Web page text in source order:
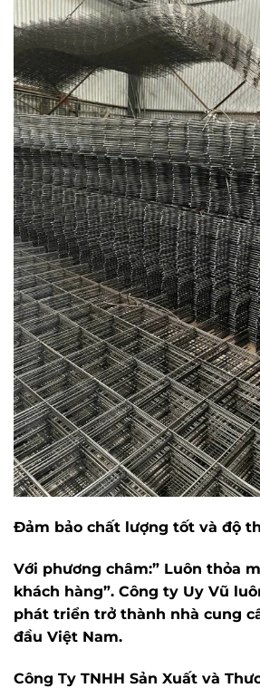
Đảm bảo chất lượng tốt và độ
Với phương châm:” Luôn thỏa
khách hàng”. Công ty Uy Vũ
phát triển trở thành nhà cung
đầu Việt Nam.
Công Ty TNHH Sản Xuất và